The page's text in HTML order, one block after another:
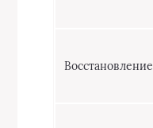
Восстановление